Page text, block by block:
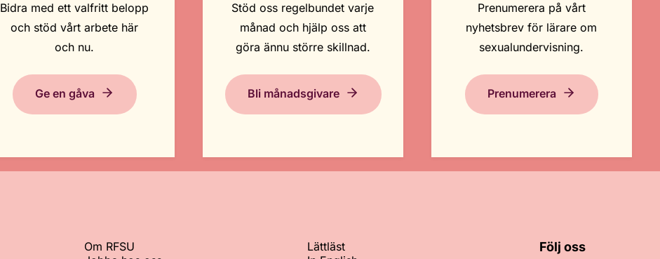
Bidra med ett valfritt belopp
och stöd vårt arbete här
och nu.
Ge en gåva
Stöd oss regelbundet varje
månad och hjälp oss att
göra ännu större skillnad.
Bli månadsgivare
Prenumerera på vårt
nyhetsbrev för lärare om
sexualundervisning.
Prenumerera
Om RFSU
Lättläst
Följ oss